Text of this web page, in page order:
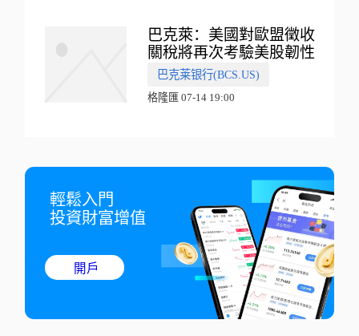
巴克萊：美國對歐盟徵收
關稅將再次考驗美股韌性
巴克莱银行(BCS.US)
格隆匯 07-14 19:00
輕鬆入門
投資財富增值
開戶